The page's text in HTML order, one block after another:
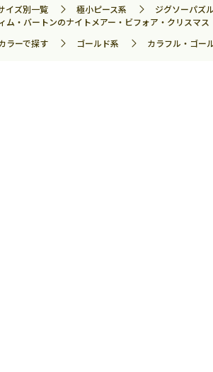
イズ別一覧 極小ピース系
ジグソーパズ
ム・バートンのナイトメアー・ビフォア・クリ
ラーで探す ゴールド系 カラフル・ゴ